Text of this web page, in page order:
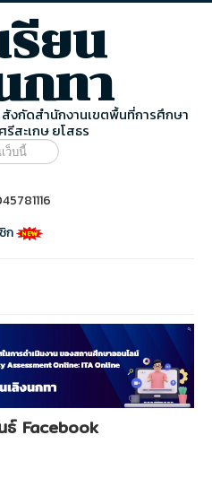
รียน
กทา
สังกัดสำนักงานเขตพื้นที่การศึกษา
สะเกษ ยโสธร
ก
ธ์ Facebook